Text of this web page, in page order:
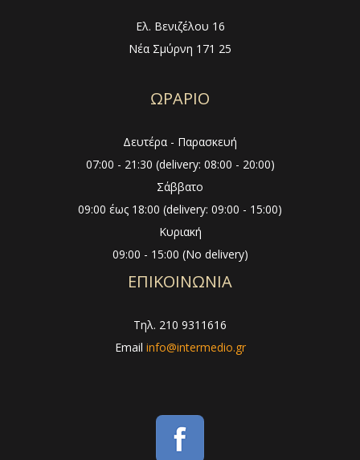
Ελ. Βενιζέλου 16
Νέα Σμύρνη 171 25
ΩΡΑΡΙΟ
Δευτέρα - Παρασκευή
07:00 - 21:30 (delivery: 08:00 - 20:00)
Σάββατο
09:00 έως 18:00 (delivery: 09:00 - 15:00)
Κυριακή
09:00 - 15:00 (No delivery)
ΕΠΙΚΟΙΝΩΝΙΑ
Τηλ. 210 9311616
Email info@intermedio.gr